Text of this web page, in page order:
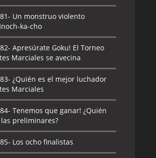
Un monstruo violento
ka-cho
Apresúrate Goku! El Torneo
Marciales se avecina
¿Quién es el mejor luchador
Marciales
Tenemos que ganar! ¿Quién
preliminares?
Los ocho finalistas